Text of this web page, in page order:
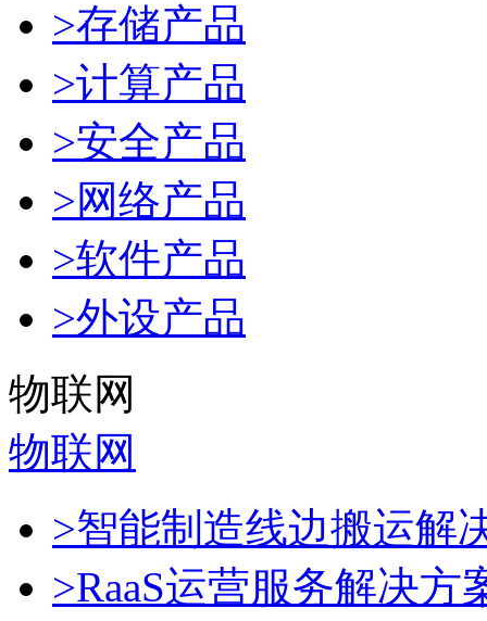
>存储产品
>计算产品
>安全产品
>网络产品
>软件产品
>外设产品
物联网
物联网
>智能制造线边搬运解
>RaaS运营服务解决方